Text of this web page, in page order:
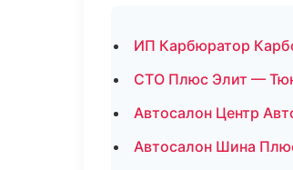
ИП Карбюратор
СТО Плюс Элит —
Автосалон Центр
Автосалон Шина